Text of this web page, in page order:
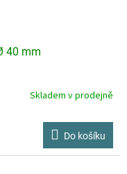
40 mm
Skladem v prodejně
Do košíku